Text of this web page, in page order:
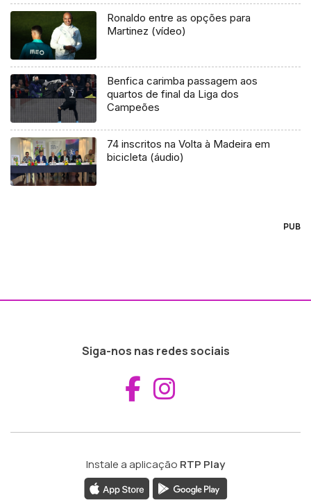
Ronaldo entre as opções para
Martinez (vídeo)
Benfica carimba passagem aos
quartos de final da Liga dos
Campeões
74 inscritos na Volta à Madeira em
bicicleta (áudio)
PUB
Siga-nos nas redes sociais
Aceder ao
Instale a aplicação RTP Play